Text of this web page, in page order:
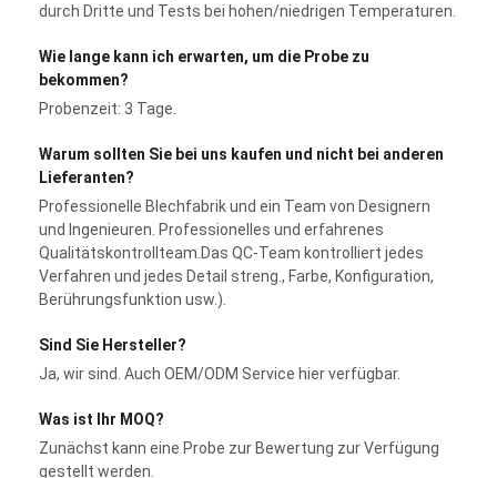
durch Dritte und Tests bei hohen/niedrigen Temperaturen.
Wie lange kann ich erwarten, um die Probe zu
bekommen?
Probenzeit: 3 Tage.
Warum sollten Sie bei uns kaufen und nicht bei anderen
Lieferanten?
Professionelle Blechfabrik und ein Team von Designern
und Ingenieuren. Professionelles und erfahrenes
Qualitätskontrollteam.Das QC-Team kontrolliert jedes
Verfahren und jedes Detail streng., Farbe, Konfiguration,
Berührungsfunktion usw.).
Sind Sie Hersteller?
Ja, wir sind. Auch OEM/ODM Service hier verfügbar.
Was ist Ihr MOQ?
Zunächst kann eine Probe zur Bewertung zur Verfügung
gestellt werden.